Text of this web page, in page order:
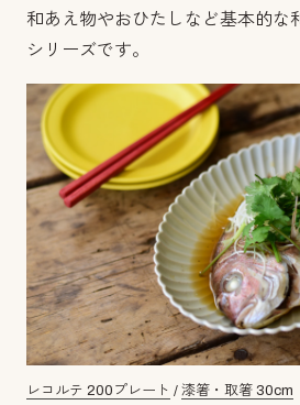
和あえ物やおひたしなど基本的な
シリーズです。
レコルテ 200プレート / 漆箸・取箸 30cm